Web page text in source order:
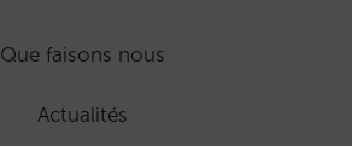
Que faisons nous
Actualités